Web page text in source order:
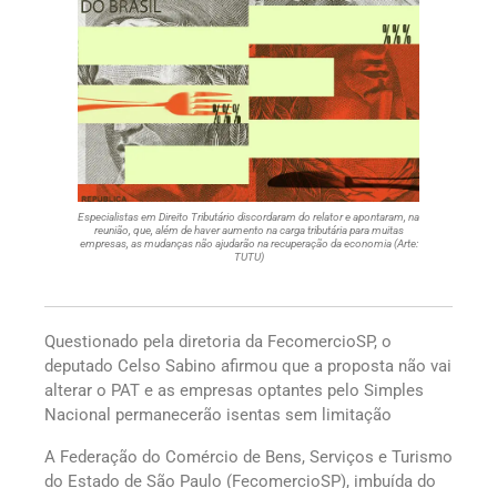
Especialistas em Direito Tributário discordaram do relator e apontaram, na
reunião, que, além de haver aumento na carga tributária para muitas
empresas, as mudanças não ajudarão na recuperação da economia (Arte:
TUTU)
Questionado pela diretoria da FecomercioSP, o
deputado Celso Sabino afirmou que a proposta não vai
alterar o PAT e as empresas optantes pelo Simples
Nacional permanecerão isentas sem limitação
A Federação do Comércio de Bens, Serviços e Turismo
do Estado de São Paulo (FecomercioSP), imbuída do